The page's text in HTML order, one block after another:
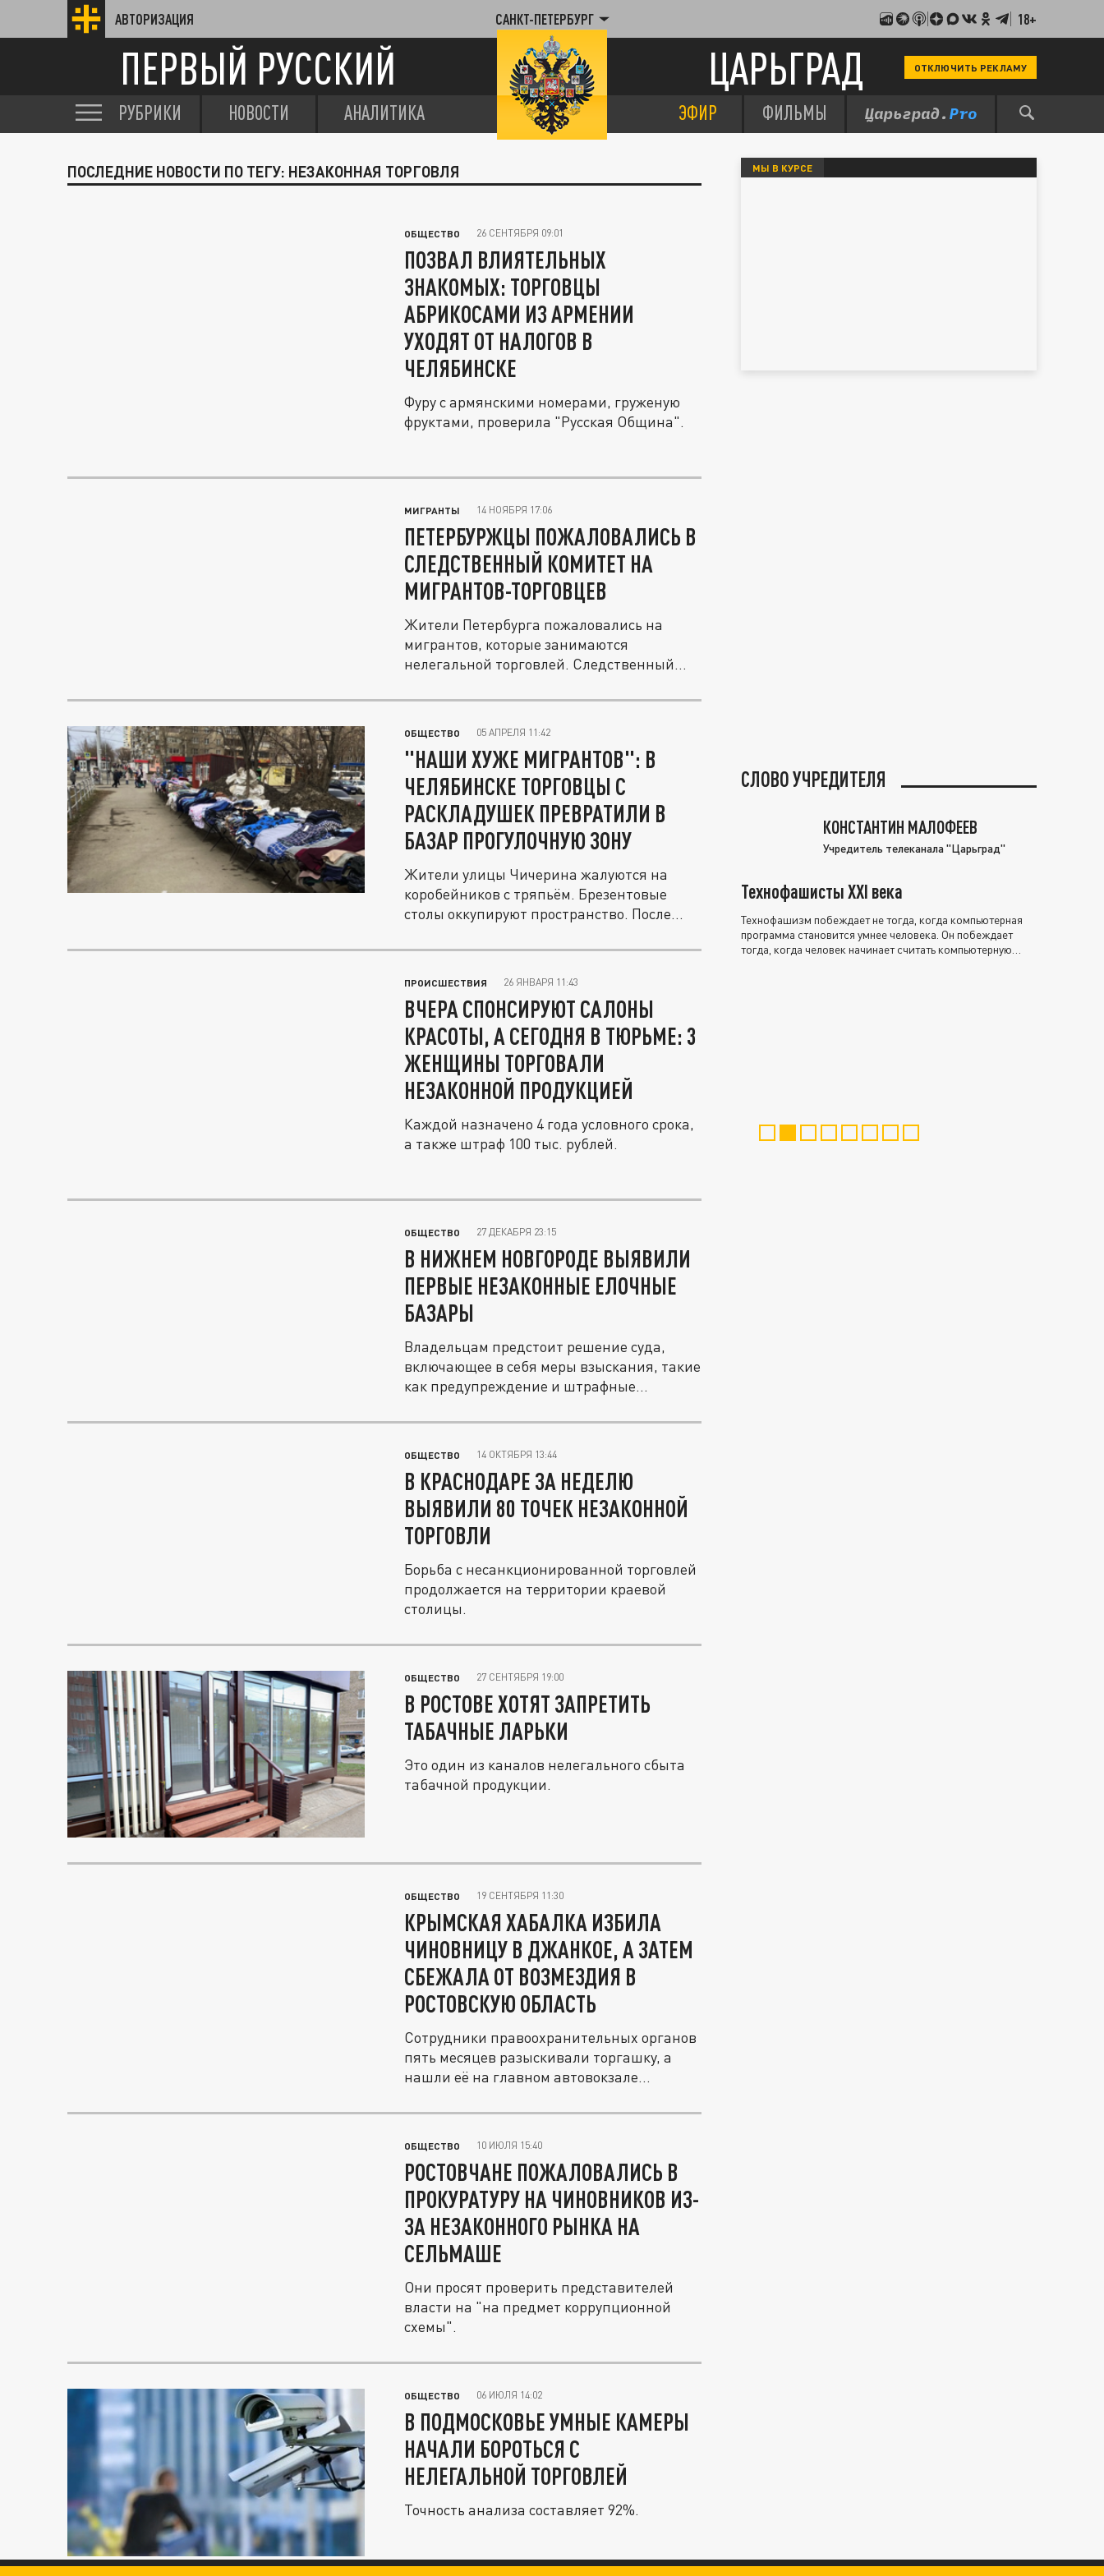
АВТОРИЗАЦИЯ САНКТ-ПЕТЕРБУРГ 18+
ПЕРВЫЙ РУССКИЙ ЦАРЬГРАД ОТКЛЮЧИТЬ РЕКЛАМУ
РУБРИКИ НОВОСТИ АНАЛИТИКА ЭФИР ФИЛЬМЫ
ПОСЛЕДНИЕ НОВОСТИ ПО ТЕГУ: НЕЗАКОННАЯ ТОРГОВЛЯ
ОБЩЕСТВО 26 СЕНТЯБРЯ 09:01
ПОЗВАЛ ВЛИЯТЕЛЬНЫХ
ЗНАКОМЫХ: ТОРГОВЦЫ
АБРИКОСАМИ ИЗ АРМЕНИИ
УХОДЯТ ОТ НАЛОГОВ В
ЧЕЛЯБИНСКЕ
Фуру с армянскими номерами, груженую
фруктами, проверила "Русская Община".
МИГРАНТЫ 14 НОЯБРЯ 17:06
ПЕТЕРБУРЖЦЫ ПОЖАЛОВАЛИСЬ В
СЛЕДСТВЕННЫЙ КОМИТЕТ НА
МИГРАНТОВ-ТОРГОВЦЕВ
Жители Петербурга пожаловались на
мигрантов, которые занимаются
нелегальной торговлей. Следственный
ОБЩЕСТВО 05 АПРЕЛЯ 11:42
"НАШИ ХУЖЕ МИГРАНТОВ": В
ЧЕЛЯБИНСКЕ ТОРГОВЦЫ С
РАСКЛАДУШЕК ПРЕВРАТИЛИ В
БАЗАР ПРОГУЛОЧНУЮ ЗОНУ
Жители улицы Чичерина жалуются на
коробейников с тряпьём. Брезентовые
столы оккупируют пространство. После...
ПРОИСШЕСТВИЯ 26 ЯНВАРЯ 11:43
ВЧЕРА СПОНСИРУЮТ САЛОНЫ
КРАСОТЫ, А СЕГОДНЯ В ТЮРЬМЕ: 3
ЖЕНЩИНЫ ТОРГОВАЛИ
НЕЗАКОННОЙ ПРОДУКЦИЕЙ
Каждой назначено 4 года условного срока,
а также штраф 100 тыс. рублей.
ОБЩЕСТВО 27 ДЕКАБРЯ 23:15
В НИЖНЕМ НОВГОРОДЕ ВЫЯВИЛИ
ПЕРВЫЕ НЕЗАКОННЫЕ ЕЛОЧНЫЕ
БАЗАРЫ
Владельцам предстоит решение суда,
включающее в себя меры взыскания, такие
как предупреждение и штрафные...
ОБЩЕСТВО 14 ОКТЯБРЯ 13:44
В КРАСНОДАРЕ ЗА НЕДЕЛЮ
ВЫЯВИЛИ 80 ТОЧЕК НЕЗАКОННОЙ
ТОРГОВЛИ
Борьба с несанкционированной торговлей
продолжается на территории краевой
столицы.
ОБЩЕСТВО 27 СЕНТЯБРЯ 19:00
В РОСТОВЕ ХОТЯТ ЗАПРЕТИТЬ
ТАБАЧНЫЕ ЛАРЬКИ
Это один из каналов нелегального сбыта
табачной продукции.
ОБЩЕСТВО 19 СЕНТЯБРЯ 11:30
КРЫМСКАЯ ХАБАЛКА ИЗБИЛА
ЧИНОВНИЦУ В ДЖАНКОЕ, А ЗАТЕМ
СБЕЖАЛА ОТ ВОЗМЕЗДИЯ В
РОСТОВСКУЮ ОБЛАСТЬ
Сотрудники правоохранительных органов
пять месяцев разыскивали торгашку, а
нашли её на главном автовокзале...
ОБЩЕСТВО 10 ИЮЛЯ 15:40
РОСТОВЧАНЕ ПОЖАЛОВАЛИСЬ В
ПРОКУРАТУРУ НА ЧИНОВНИКОВ ИЗ-
ЗА НЕЗАКОННОГО РЫНКА НА
СЕЛЬМАШЕ
Они просят проверить представителей
власти на "на предмет коррупционной
схемы".
ОБЩЕСТВО 06 ИЮЛЯ 14:02
В ПОДМОСКОВЬЕ УМНЫЕ КАМЕРЫ
НАЧАЛИ БОРОТЬСЯ С
НЕЛЕГАЛЬНОЙ ТОРГОВЛЕЙ
Точность анализа составляет 92%.
МЫ В КУРСЕ
СЛОВО УЧРЕДИТЕЛЯ
КОНСТАНТИН МАЛОФЕЕВ
Учредитель телеканала "Царьград"
Технофашисты XXI века
Технофашизм побеждает не тогда, когда компьютерная
программа становится умнее человека. Он побеждает
тогда, когда человек начинает считать компьютерную